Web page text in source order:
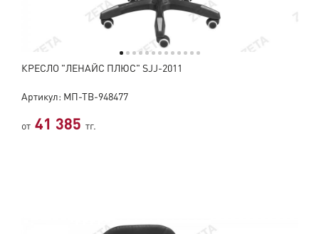
КРЕСЛО "ЛЕНАЙС ПЛЮС" SJJ-2011
Артикул: МП-ТВ-948477
от 41 385 тг.